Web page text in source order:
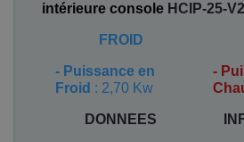
intérieure console HCIP-25-V2
FROID
- Puissance en
Froid : 2,70 Kw
-
DONNEES